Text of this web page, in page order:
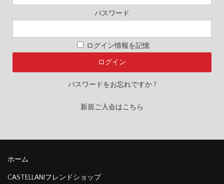
パスワード
ログイン情報を記憶
パスワードをお忘れですか ?
新規ご入会はこちら
ホーム
CASTELLANIフレンドショップ